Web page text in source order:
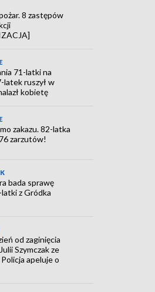
8 zastępów
71-latki na
latek ruszył w
kobietę
zakazu. 82-latka
zarzutów!
bada sprawę
z Gródka
od zaginięcia
Szymczak ze
apeluje o